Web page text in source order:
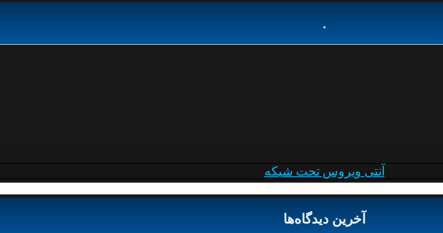
.
آنتی ویروس تحت شبکه
آخرین دیدگاه‌ها